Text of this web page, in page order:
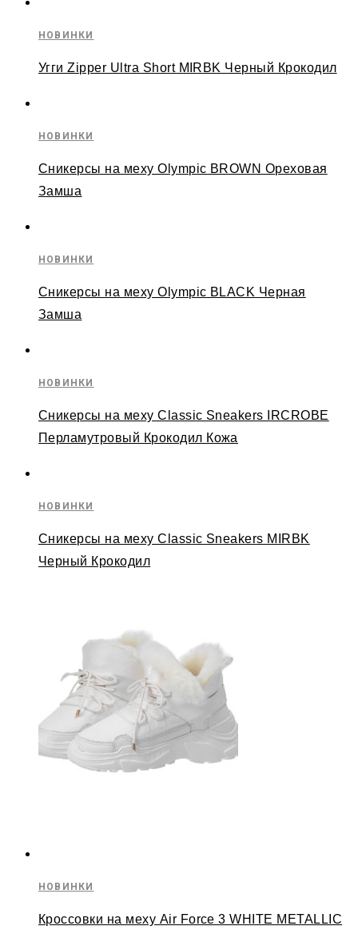
НОВИНКИ
Угги Zipper Ultra Short MIRBK Черный Крокодил
НОВИНКИ
Сникерсы на меху Olympic BROWN Ореховая
Замша
НОВИНКИ
Сникерсы на меху Olympic BLACK Черная
Замша
НОВИНКИ
Сникерсы на меху Classic Sneakers IRCROBE
Перламутровый Крокодил Кожа
НОВИНКИ
Сникерсы на меху Classic Sneakers MIRBK
Черный Крокодил
НОВИНКИ
Кроссовки на меху Air Force 3 WHITE METALLIC